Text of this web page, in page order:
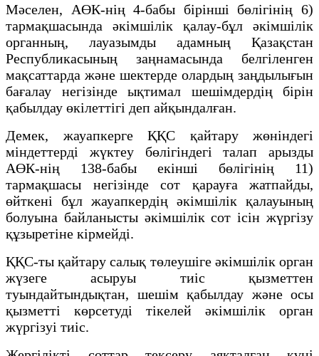
Мәселен, АӨК-нің 4-бабы бірінші бөлігінің 6)
тармақшасында әкімшілік қалау-бұл әкімшілік
органның, лауазымды адамның Қазақстан
Республикасының заңнамасында белгіленген
мақсаттарда және шектерде олардың заңдылығын
бағалау негізінде ықтимал шешімдердің бірін
қабылдау өкілеттігі деп айқындалған.
Демек, жауапкерге ҚҚС қайтару жөніндегі
міндеттерді жүктеу бөлігіндегі талап арызды
АӨК-нің 138-бабы екінші бөлігінің 11)
тармақшасы негізінде сот қарауға жатпайды,
өйткені бұл жауапкердің әкімшілік қалауының
болуына байланысты әкімшілік сот ісін жүргізу
құзыретіне кірмейді.
ҚҚС-ты қайтару салық төлеушіге әкімшілік орган
жүзеге асыруы тиіс қызметтен
туындайтындықтан, шешім қабылдау және осы
қызметті көрсетуді тікелей әкімшілік орган
жүргізуі тиіс.